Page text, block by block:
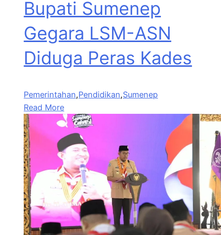
Bupati Sumenep
Gegara LSM-ASN
Diduga Peras Kades
Pemerintahan,Pendidikan,Sumenep
Read More